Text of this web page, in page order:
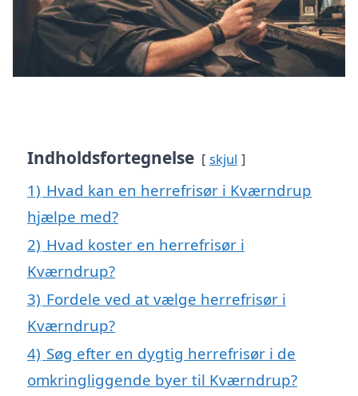
Indholdsfortegnelse skjul
1) Hvad kan en herrefrisør i Kværndrup
hjælpe med?
2) Hvad koster en herrefrisør i
Kværndrup?
3) Fordele ved at vælge herrefrisør i
Kværndrup?
4) Søg efter en dygtig herrefrisør i de
omkringliggende byer til Kværndrup?